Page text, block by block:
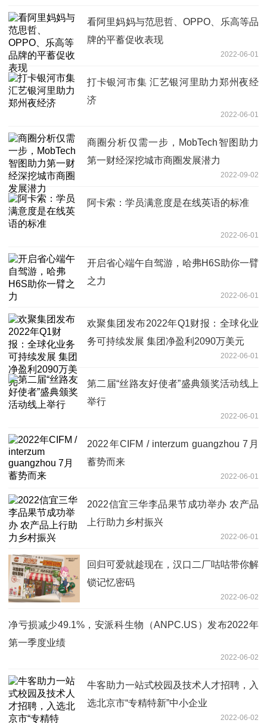
看阿里妈妈与范思哲、OPPO、乐高等品
牌的平蓄促收表现
2022-06-01
打卡银河市集 汇艺银河里助力郑州夜经
济
2022-06-01
商圈分析仅需一步，MobTech智图助力
第一财经深挖城市商圈发展潜力
2022-09-02
阿卡索：学员满意度是在线英语的标准
2022-06-01
开启省心端午自驾游，哈弗H6S助你一臂
之力
2022-06-01
欢聚集团发布2022年Q1财报：全球化业
务可持续发展 集团净盈利2090万美元
2022-06-01
第二届“丝路友好使者”盛典颁奖活动线上
举行
2022-06-01
2022年CIFM / interzum guangzhou 7月
蓄势而来
2022-06-01
2022信宜三华李品果节成功举办 农产品
上行助力乡村振兴
2022-06-01
回归可爱就趁现在，汉口二厂咕咕带你解
锁记忆密码
2022-06-02
净亏损减少49.1%，安派科生物（ANPC.US）发布2022年
第一季度业绩
2022-06-02
牛客助力一站式校园及技术人才招聘，入
选北京市“专精特新”中小企业
2022-06-02